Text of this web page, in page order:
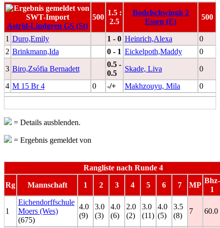
Astrid-Lindgren GS (St)
500
1.5 :
2.5
Bodelschwingh 2
Essen (E)
500
1 Duro,Emily 1 - 0 Heinrich,Alexa
0
2 Brinkmann,Ida 0 - 1 Eickelpoth,Maddy 0
3 Biro,Zsófia Bernadett
0.5 -
0.5
Skade, Liva 0
4 M 15 Br 4 0 -/+ Makhzouyu, Mila 0
= Details ausblenden.
= Ergebnis gemeldet von
Rangliste nach Runde 4
Rg Mannschaft 1 2 3 4 5 6 7 MP
Bhz-
1
1
Eichendorffschule
Moers (Wes)
(675)
4.0
(9)
3.0
(3)
4.0
(6)
2.0
(2)
3.0
(11)
4.0
(5)
3.5
(8)
7 60.0